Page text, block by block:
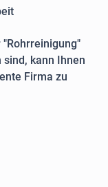
kann Ihnen
Firma zu